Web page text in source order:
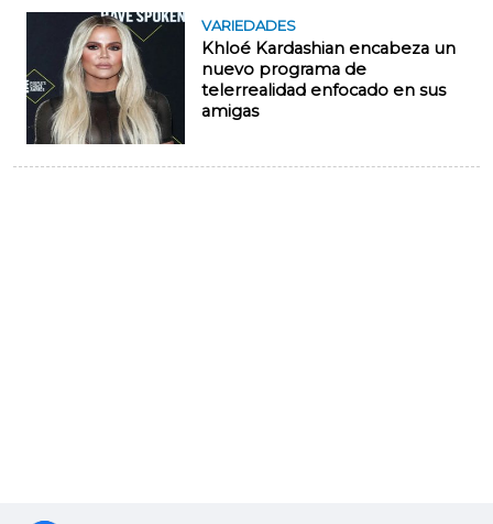
VARIEDADES
Khloé Kardashian encabeza un
nuevo programa de
telerrealidad enfocado en sus
amigas